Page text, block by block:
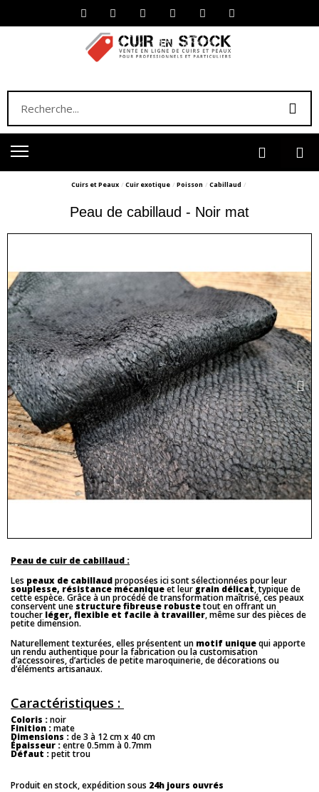
Cuirs et Peaux Cuir exotique Poisson Cabillaud
Peau de cabillaud - Noir mat
Peau de cuir de cabillaud :
Les peaux de cabillaudproposées ici sont sélectionnées pour leur
souplesse, résistance mécaniqueet leur grain délicat, typique de
cette espèce. Grâce à un procédé de transformation maîtrisé, ces peaux
conservent une structure fibreuse robustetout en offrant un
toucher léger, flexible et facile à travailler, même sur des pièces de
petite dimension.
Naturellement texturées, elles présentent un motif uniquequi apporte
un rendu authentique pour la fabrication ou la customisation
d’accessoires, d’articles de petite maroquinerie, de décorations ou
d’éléments artisanaux.
Caractéristiques :
Coloris :noir
Finition :mate
Dimensions :de 3 à 12 cm x 40 cm
Épaisseur :entre 0.5mm à 0.7mm
Défaut :petit trou
Produit en stock, expédition sous 24h jours ouvrés